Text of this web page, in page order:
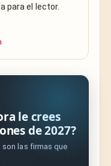
para el lector.
le crees
de 2027?
son las firmas que